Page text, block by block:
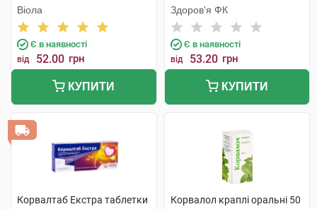
Віола
Є в наявності
від 52.00 грн
КУПИТИ
Здоров'я ФК
Є в наявності
від 53.20 грн
КУПИТИ
Корвалтаб Екстра таблетки
Корвалол краплі оральні 50